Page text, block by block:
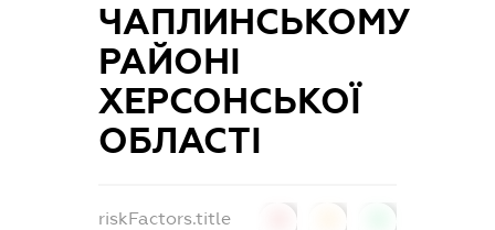
ЧАПЛИНСЬКОМУ
РАЙОНІ
ХЕРСОНСЬКОЇ
ОБЛАСТІ
riskFactors.title